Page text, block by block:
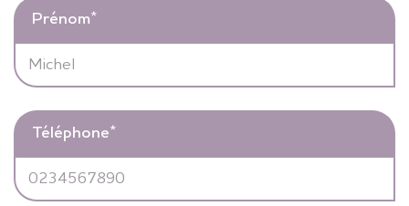
Prénom*
Téléphone*